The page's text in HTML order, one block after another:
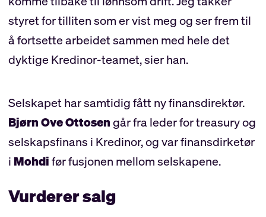
styret for tilliten som er vist meg og ser frem til
å fortsette arbeidet sammen med hele det
dyktige Kredinor-teamet, sier han.
Selskapet har samtidig fått ny finansdirektør.
Bjørn Ove Ottosengår fra leder for treasury og
selskapsfinans i Kredinor, og var finansdirketør
i Mohdifør fusjonen mellom selskapene.
Vurderer salg